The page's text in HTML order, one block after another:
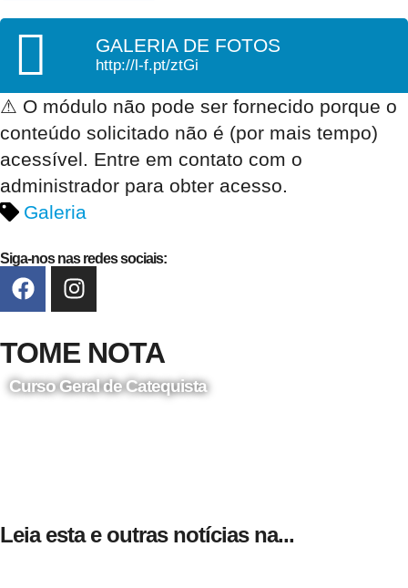
GALERIA DE FOTOS
http://l-f.pt/ztGi
⚠ O módulo não pode ser fornecido porque o
conteúdo solicitado não é (por mais tempo)
acessível. Entre em contato com o
administrador para obter acesso.
Galeria
Siga-nos nas redes sociais:
TOME NOTA
Curso Geral de Catequista
Leia esta e outras notícias na...